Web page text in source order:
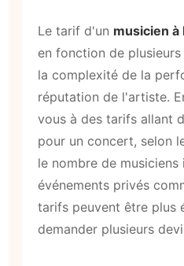
Le tarif d'un musicien
en fonction de
la complexité de la
réputation de l'artiste.
vous à des tarifs allant
pour un concert, selon
le nombre de musiciens
événements privés
tarifs peuvent être plus
demander plusieurs